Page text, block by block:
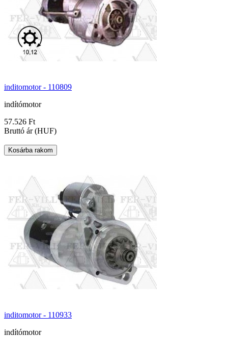
inditomotor - 110809
indítómotor
57.526 Ft
Bruttó ár (HUF)
inditomotor - 110933
indítómotor